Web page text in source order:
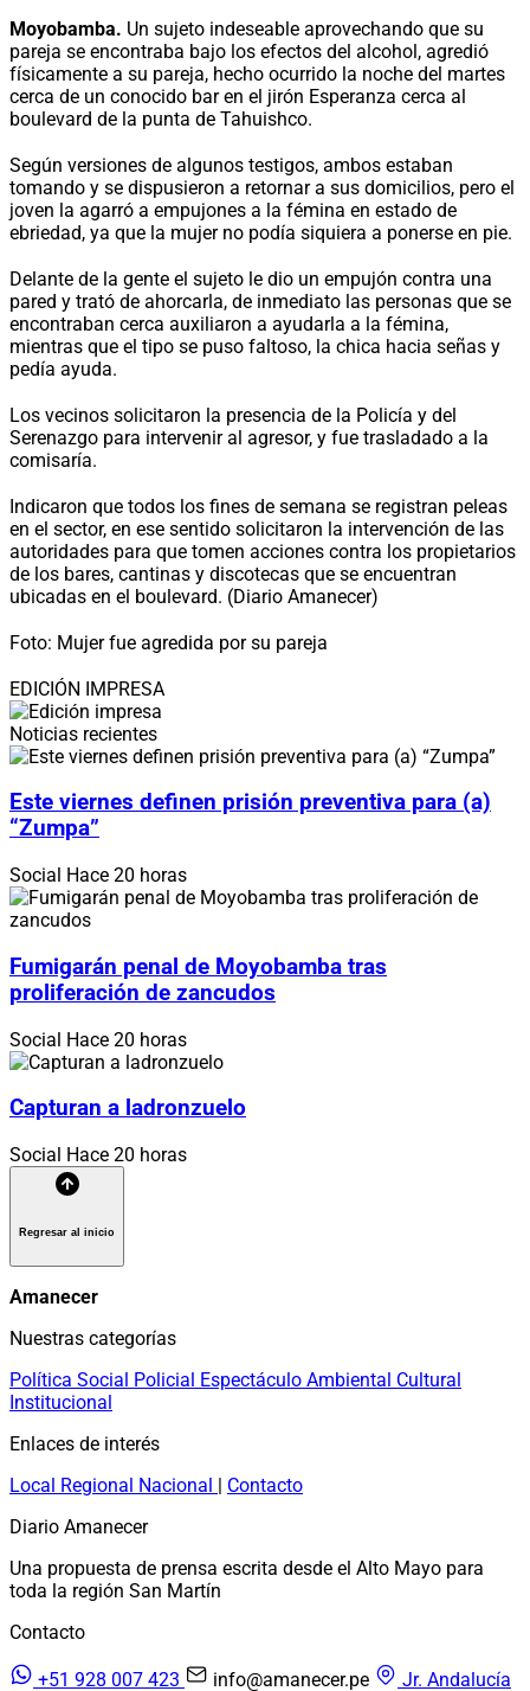
Moyobamba. Un sujeto indeseable aprovechando que su
pareja se encontraba bajo los efectos del alcohol, agredió
físicamente a su pareja, hecho ocurrido la noche del martes
cerca de un conocido bar en el jirón Esperanza cerca al
boulevard de la punta de Tahuishco.
Según versiones de algunos testigos, ambos estaban
tomando y se dispusieron a retornar a sus domicilios, pero el
joven la agarró a empujones a la fémina en estado de
ebriedad, ya que la mujer no podía siquiera a ponerse en pie.
Delante de la gente el sujeto le dio un empujón contra una
pared y trató de ahorcarla, de inmediato las personas que se
encontraban cerca auxiliaron a ayudarla a la fémina,
mientras que el tipo se puso faltoso, la chica hacia señas y
pedía ayuda.
Los vecinos solicitaron la presencia de la Policía y del
Serenazgo para intervenir al agresor, y fue trasladado a la
comisaría.
Indicaron que todos los fines de semana se registran peleas
en el sector, en ese sentido solicitaron la intervención de las
autoridades para que tomen acciones contra los propietarios
de los bares, cantinas y discotecas que se encuentran
ubicadas en el boulevard. (Diario Amanecer)
Foto: Mujer fue agredida por su pareja
EDICIÓN IMPRESA
Noticias recientes
Este viernes definen prisión preventiva para (a)
“Zumpa”
Social Hace 20 horas
Fumigarán penal de Moyobamba tras
proliferación de zancudos
Social Hace 20 horas
Capturan a ladronzuelo
Social Hace 20 horas
Regresar al inicio
Amanecer
Nuestras categorías
Política Social Policial Espectáculo Ambiental Cultural
Institucional
Enlaces de interés
Local Regional Nacional | Contacto
Diario Amanecer
Una propuesta de prensa escrita desde el Alto Mayo para
toda la región San Martín
Contacto
+51 928 007 423 info@amanecer.pe
Jr. Andalucía